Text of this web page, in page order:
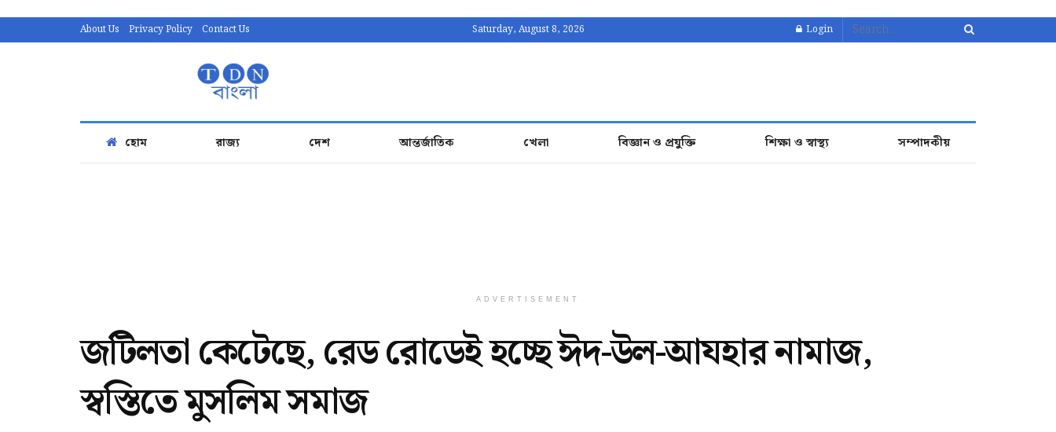
About Us Privacy Policy Contact Us Saturday, August 8, 2026 Login
হোম রাজ্য দেশ আন্তর্জাতিক খেলা বিজ্ঞান ও প্রযুক্তি শিক্ষা ও স্বাস্থ্য সম্পাদকীয়
ADVERTISEMENT
জটিলতা কেটেছে, রেড রোডেই হচ্ছে ঈদ-উল-আযহার নামাজ,
স্বস্তিতে মুসলিম সমাজ